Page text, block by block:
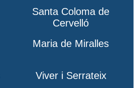
Santa Coloma de
Cervelló
Maria de Miralles
Viver i Serrateix